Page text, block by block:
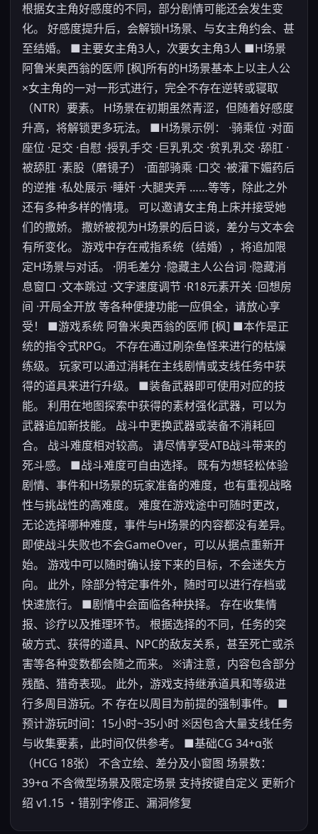
根据女主角好感度的不同，部分剧情可能还会发生变
化。 好感度提升后，会解锁H场景、与女主角约会、甚
至结婚。 ■主要女主角3人，次要女主角3人 ■H场景
阿鲁米奥西翁的医师 [枫]所有的H场景基本上以主人公
×女主角的一对一形式进行，完全不存在逆转或寝取
（NTR）要素。 H场景在初期虽然青涩，但随着好感度
升高，将解锁更多玩法。 ■H场景示例： ·骑乘位 ·对面
座位 ·足交 ·自慰 ·授乳手交 ·巨乳乳交 ·贫乳乳交 ·舔肛 ·
被舔肛 ·素股（磨镜子） ·面部骑乘 ·口交 ·被灌下媚药后
的逆推 ·私处展示 ·睡奸 ·大腿夹弄 ……等等，除此之外
还有多种多样的情境。 可以邀请女主角上床并接受她
们的撒娇。 撒娇被视为H场景的后日谈，差分与文本会
有所变化。 游戏中存在戒指系统（结婚），将追加限
定H场景与对话。 ·阴毛差分 ·隐藏主人公台词 ·隐藏消
息窗口 ·文本跳过 ·文字速度调节 ·R18元素开关 ·回想房
间 ·开局全开放 等各种便捷功能一应俱全，请放心享
受！ ■游戏系统 阿鲁米奥西翁的医师 [枫] ■本作是正
统的指令式RPG。 不存在通过刷杂鱼怪来进行的枯燥
练级。 玩家可以通过消耗在主线剧情或支线任务中获
得的道具来进行升级。 ■装备武器即可使用对应的技
能。 利用在地图探索中获得的素材强化武器，可以为
武器追加新技能。 战斗中更换武器或装备不消耗回
合。 战斗难度相对较高。 请尽情享受ATB战斗带来的
死斗感。 ■战斗难度可自由选择。 既有为想轻松体验
剧情、事件和H场景的玩家准备的难度，也有重视战略
性与挑战性的高难度。 难度在游戏途中可随时更改，
无论选择哪种难度，事件与H场景的内容都没有差异。
即使战斗失败也不会GameOver，可以从据点重新开
始。 游戏中可以随时确认接下来的目标，不会迷失方
向。 此外，除部分特定事件外，随时可以进行存档或
快速旅行。 ■剧情中会面临各种抉择。 存在收集情
报、诊疗以及推理环节。 根据选择的不同，任务的突
破方式、获得的道具、NPC的敌友关系，甚至死亡或杀
害等各种变数都会随之而来。 ※请注意，内容包含部分
残酷、猎奇表现。 此外，游戏支持继承道具和等级进
行多周目游玩。不 存在以周目为前提的强制事件。 ■
预计游玩时间：15小时~35小时 ※因包含大量支线任务
与收集要素，此时间仅供参考。 ■基础CG 34+α张
（HCG 18张） 不含立绘、差分及小窗图 场景数：
39+α 不含微型场景及限定场景 支持按键自定义 更新介
绍 v1.15 ・错别字修正、漏洞修复